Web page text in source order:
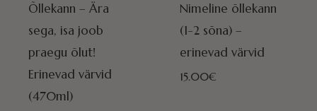
Õllekann – Ära
sega, isa joob
praegu õlut!
Erinevad värvid
(470ml)
Nimeline õllekann
(1-2 sõna) –
erinevad värvid
15.00€